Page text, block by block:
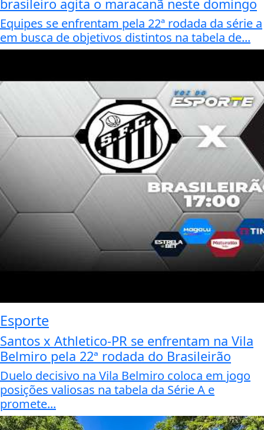
brasileiro agita o maracanã neste domingo
Equipes se enfrentam pela 22ª rodada da série a
em busca de objetivos distintos na tabela de...
Esporte
Santos x Athletico-PR se enfrentam na Vila
Belmiro pela 22ª rodada do Brasileirão
Duelo decisivo na Vila Belmiro coloca em jogo
posições valiosas na tabela da Série A e
promete...